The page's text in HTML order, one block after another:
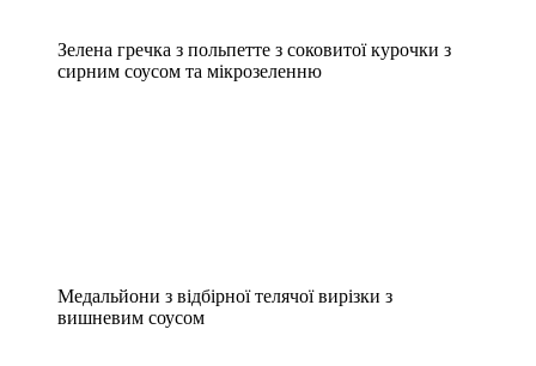
Зелена гречка з польпетте з соковитої курочки з
сирним соусом та мікрозеленню
Медальйони з відбірної телячої вирізки з
вишневим соусом